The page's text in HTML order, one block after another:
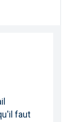
Les conseils
est effectué